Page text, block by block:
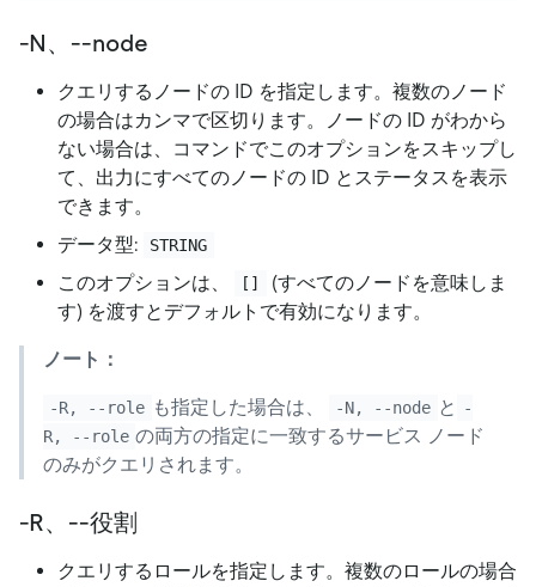
-N、--node
クエリするノードの ID を指定します。複数のノード
の場合はカンマで区切ります。ノードの ID がわから
ない場合は、コマンドでこのオプションをスキップし
て、出力にすべてのノードの ID とステータスを表示
できます。
データ型:
STRING
このオプションは、 []
(すべてのノードを意味しま
す) を渡すとデフォルトで有効になります。
ノート：
-R, --role も指定した場合は、 -N, --node と
-
R, --role の両方の指定に一致するサービス ノード
のみがクエリされます。
-R、--役割
クエリするロールを指定します。複数のロールの場合